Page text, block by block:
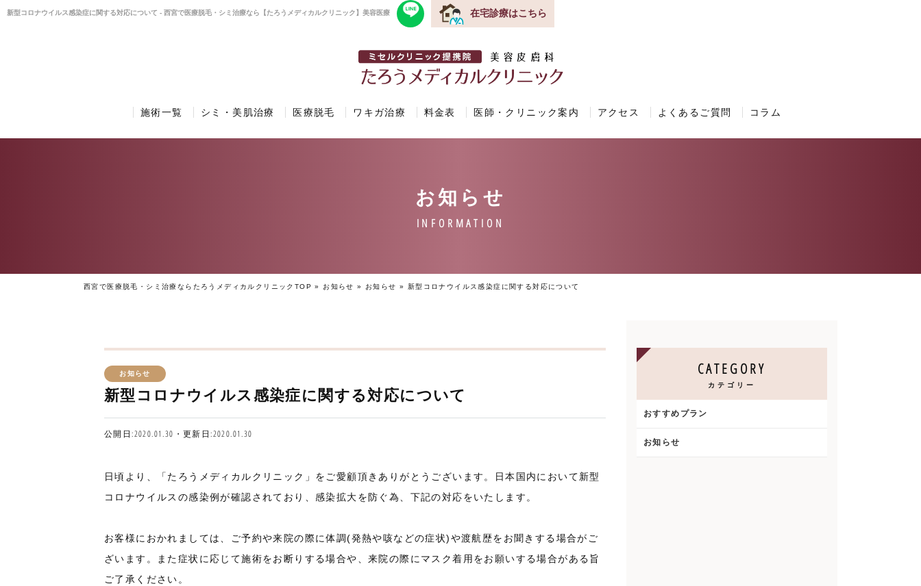
新型コロナウイルス感染症に関する対応について - 西宮で医療脱毛・シミ治療なら【たろうメディカルクリニック】美容医療 在宅診療はこちら
施術一覧 シミ・美肌治療 医療脱毛 ワキガ治療 料金表 医師・クリニック案内 アクセス よくあるご質問 コラム
西宮で医療脱毛・シミ治療ならたろうメディカルクリニックTOP »お知らせ »お知らせ » 新型コロナウイルス感染症に関する対応について
お知らせ
新型コロナウイルス感染症に関する対応について
公開日:2020.01.30・更新日:2020.01.30
日頃より、「たろうメディカルクリニック」をご愛顧頂きありがとうございます。日本国内において新型
コロナウイルスの感染例が確認されており、感染拡大を防ぐ為、下記の対応をいたします。
お客様におかれましては、ご予約や来院の際に体調(発熱や咳などの症状)や渡航歴をお聞きする場合がご
ざいます。また症状に応じて施術をお断りする場合や、来院の際にマスク着用をお願いする場合がある旨
ご了承ください。
CATEGORY
カテゴリー
おすすめプラン
お知らせ